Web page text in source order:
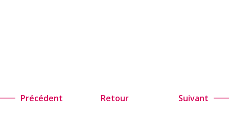
Précédent Retour Suivant